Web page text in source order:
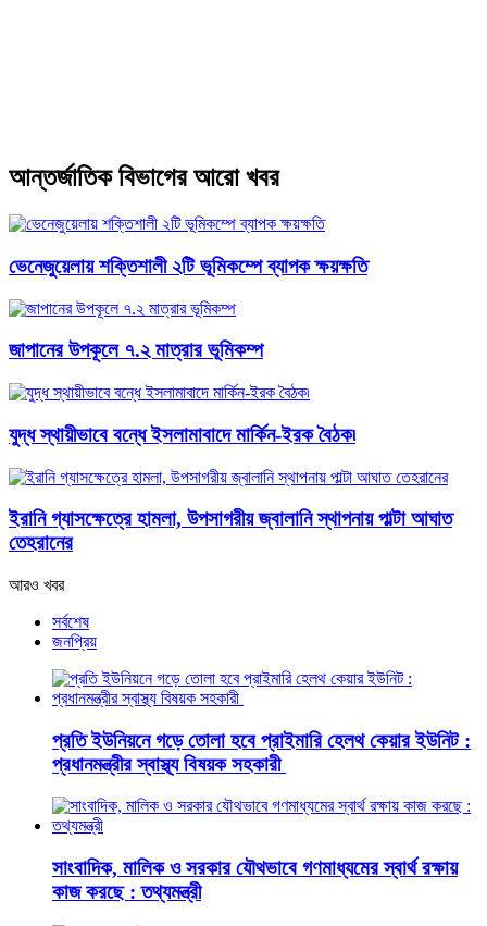
আন্তর্জাতিক বিভাগের আরো খবর
ভেনেজুয়েলায় শক্তিশালী ২টি ভূমিকম্পে ব্যাপক ক্ষয়ক্ষতি
জাপানের উপকূলে ৭.২ মাত্রার ভূমিকম্প
যুদ্ধ স্থায়ীভাবে বন্ধে ইসলামাবাদে মার্কিন-ইরক বৈঠক৷
ইরানি গ্যাসক্ষেত্রে হামলা, উপসাগরীয় জ্বালানি স্থাপনায় পাল্টা আঘাত
তেহরানের
আরও খবর
সর্বশেষ
জনপ্রিয়
প্রতি ইউনিয়নে গড়ে তোলা হবে প্রাইমারি হেলথ কেয়ার ইউনিট :
প্রধানমন্ত্রীর স্বাস্থ্য বিষয়ক সহকারী
সাংবাদিক, মালিক ও সরকার যৌথভাবে গণমাধ্যমের স্বার্থ রক্ষায়
কাজ করছে : তথ্যমন্ত্রী